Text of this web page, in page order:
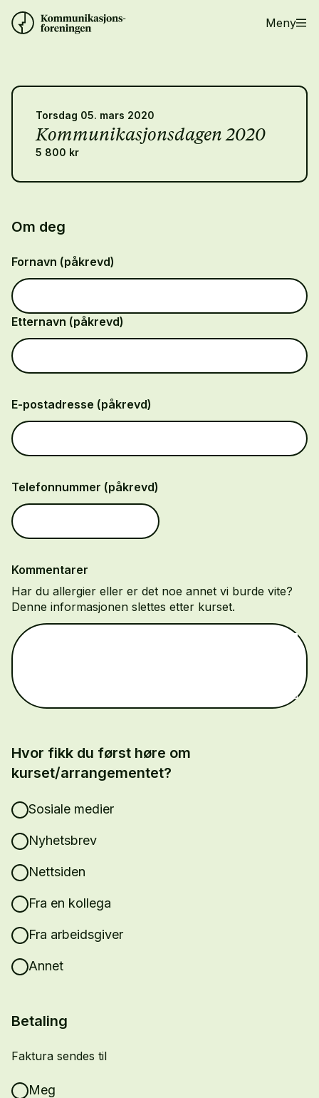
Meny
Torsdag 05. mars 2020
Kommunikasjonsdagen 2020
5 800 kr
Om deg
Fornavn (påkrevd)
Etternavn (påkrevd)
E-postadresse (påkrevd)
Telefonnummer (påkrevd)
Kommentarer
Har du allergier eller er det noe annet vi burde vite?
Denne informasjonen slettes etter kurset.
Hvor fikk du først høre om
kurset/arrangementet?
Sosiale medier
Nyhetsbrev
Nettsiden
Fra en kollega
Fra arbeidsgiver
Annet
Betaling
Faktura sendes til
Meg